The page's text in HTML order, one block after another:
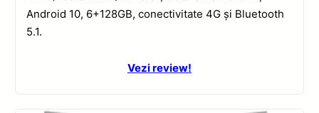
Android 10, 6+128GB, conectivitate 4G și Bluetooth
5.1.
Vezi review!